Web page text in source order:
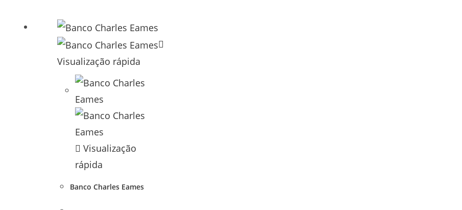
Visualização rápida
Visualização
rápida
Banco Charles Eames